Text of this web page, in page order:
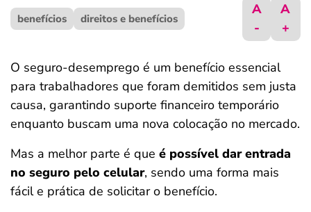
ferramentas
benefícios direitos e benefícios
A
-
A
+
O seguro-desemprego é um benefício essencial
para trabalhadores que foram demitidos sem justa
causa, garantindo suporte financeiro temporário
enquanto buscam uma nova colocação no mercado.
Mas a melhor parte é que é possível dar entrada
no seguro pelo celular, sendo uma forma mais
fácil e prática de solicitar o benefício.